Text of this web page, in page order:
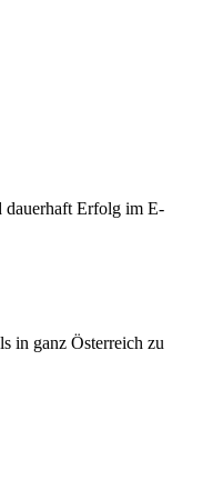
dauerhaft Erfolg im E-
in ganz Österreich zu